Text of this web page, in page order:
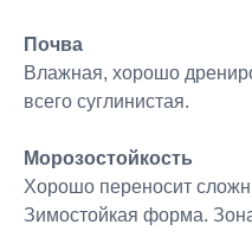
Почва
Влажная, хорошо
всего суглинистая.
Морозостойкость
Хорошо переносит
Зимостойкая форма.